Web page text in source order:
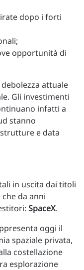
dopo i forti
opportunità di
attuale
Gli investimenti
infatti a
stanno
e data
in uscita dai titoli
da anni
SpaceX.
oggi il
spaziale privata,
costellazione
esplorazione